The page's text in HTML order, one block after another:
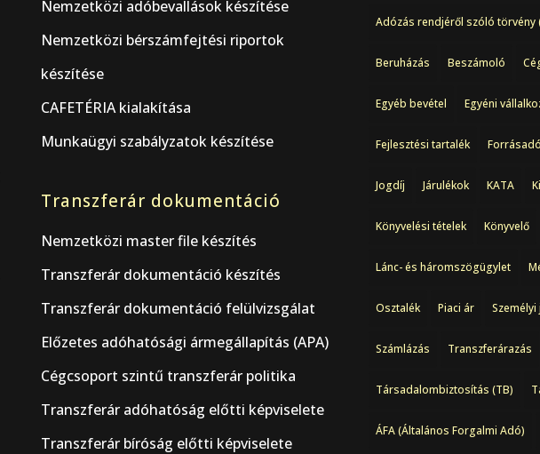
Nemzetközi adóbevallások készítése
Nemzetközi bérszámfejtési riportok
készítése
CAFETÉRIA kialakítása
Munkaügyi szabályzatok készítése
Transzferár dokumentáció
Nemzetközi master file készítés
Transzferár dokumentáció készítés
Transzferár dokumentáció felülvizsgálat
Előzetes adóhatósági ármegállapítás (APA)
Cégcsoport szintű transzferár politika
Transzferár adóhatóság előtti képviselete
Transzferár bíróság előtti képviselete
Adózás rendjéről szóló törvény
Beruházás Beszámoló
Egyéb bevétel Egyéni
Fejlesztési tartalék Forrásadó
Jogdíj Járulékok KATA
Könyvelési tételek Könyvelő
Lánc- és háromszögügylet
Osztalék Piaci ár Személyi
Számlázás Transzferárazás
Társadalombiztosítás (TB)
ÁFA (Általános Forgalmi Adó)